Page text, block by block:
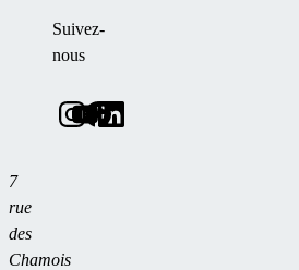
Suivez-
nous
7
rue
des
Chamois